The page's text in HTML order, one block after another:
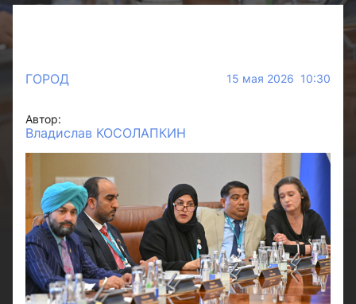
ГОРОД 15 мая 2026 10:30
Автор:
Владислав КОСОЛАПКИН